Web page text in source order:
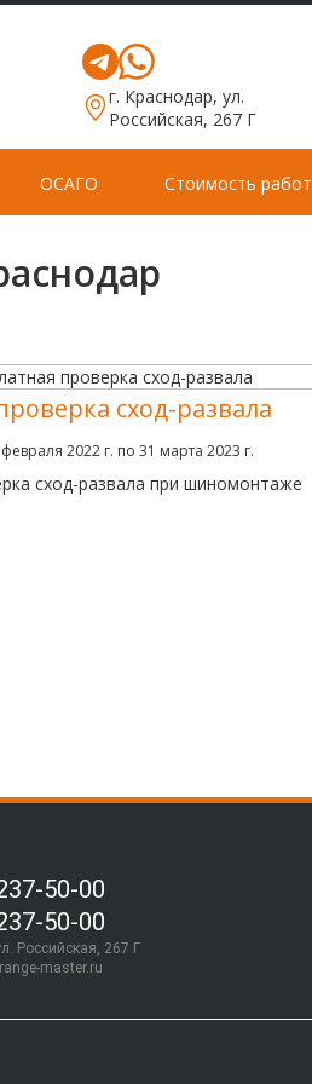
г. Краснодар, ул.
Российская, 267 Г
ОСАГО Стоимость работ
сход-развала
февраля 2022 г. по 31 марта 2023 г.
сход-развала при шиномонтаже
50-00
50-00
Российская, 267 Г
master.ru